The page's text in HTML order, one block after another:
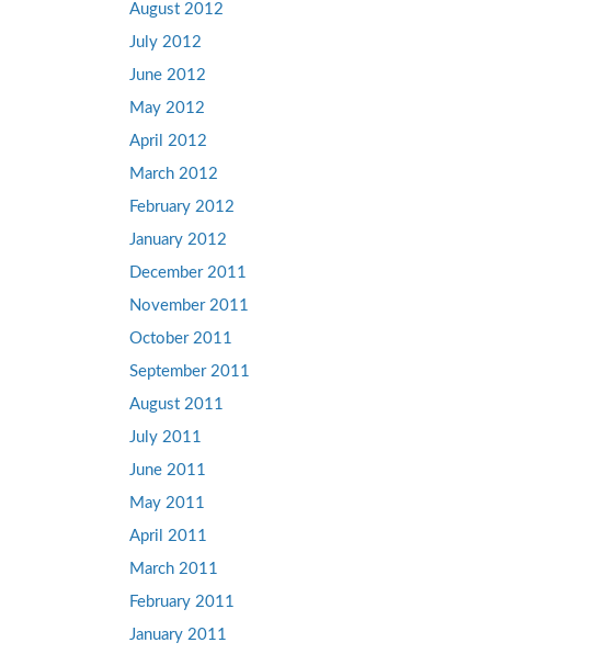
August 2012
July 2012
June 2012
May 2012
April 2012
March 2012
February 2012
January 2012
December 2011
November 2011
October 2011
September 2011
August 2011
July 2011
June 2011
May 2011
April 2011
March 2011
February 2011
January 2011